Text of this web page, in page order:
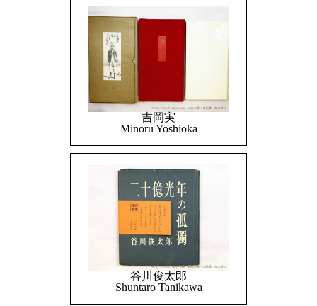
吉岡実
Minoru Yoshioka
谷川俊太郎
Shuntaro Tanikawa